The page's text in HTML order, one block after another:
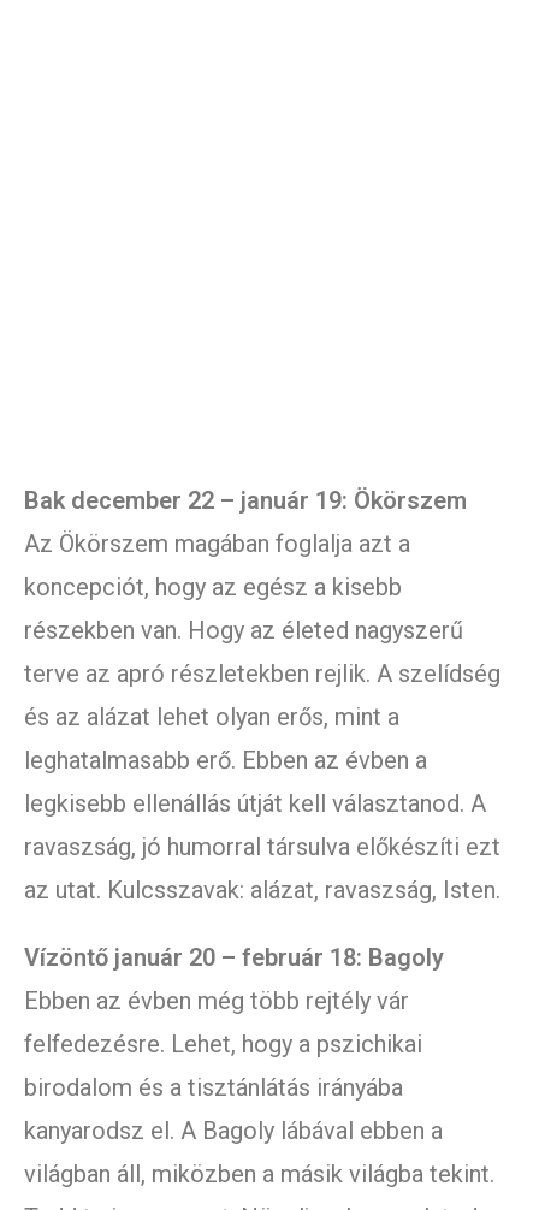
Bak december 22 – január 19: Ökörszem
Az Ökörszem magában foglalja azt a
koncepciót, hogy az egész a kisebb
részekben van. Hogy az életed nagyszerű
terve az apró részletekben rejlik. A szelídség
és az alázat lehet olyan erős, mint a
leghatalmasabb erő. Ebben az évben a
legkisebb ellenállás útját kell választanod. A
ravaszság, jó humorral társulva előkészíti ezt
az utat. Kulcsszavak: alázat, ravaszság, Isten.
Vízöntő január 20 – február 18: Bagoly
Ebben az évben még több rejtély vár
felfedezésre. Lehet, hogy a pszichikai
birodalom és a tisztánlátás irányába
kanyarodsz el. A Bagoly lábával ebben a
világban áll, miközben a másik világba tekint.